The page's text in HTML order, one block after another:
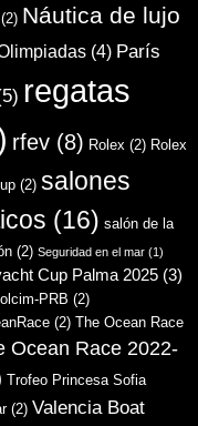
Náutica de lujo
(4) París
regatas
rfev (8) Rolex (2) Rolex
(2) salones
(16) salón de la
(2) Seguridad en el mar (1)
Cup Palma 2025 (3)
PRB (2)
(2) The Ocean Race
Ocean Race 2022-
Trofeo Princesa Sofia
(2) Valencia Boat